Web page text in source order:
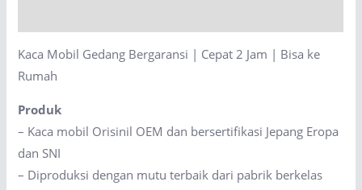
|
Bisa
ke
Rumah
quantity
Kaca Mobil Gedang Bergaransi | Cepat 2 Jam | Bisa ke
Rumah
Produk
– Kaca mobil Orisinil OEM dan bersertifikasi Jepang Eropa
dan SNI
– Diproduksi dengan mutu terbaik dari pabrik berkelas